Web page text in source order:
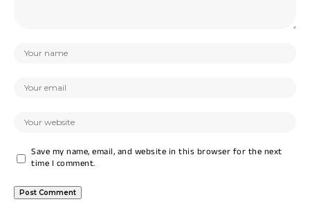
Save my name, email, and website in this browser for the next
time I comment.